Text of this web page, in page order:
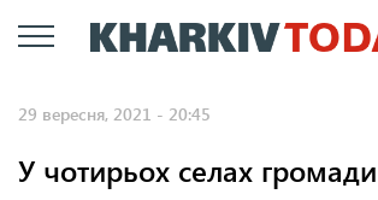
Перейти
до
29 вересня, 2021 - 20:45
У чотирьох селах